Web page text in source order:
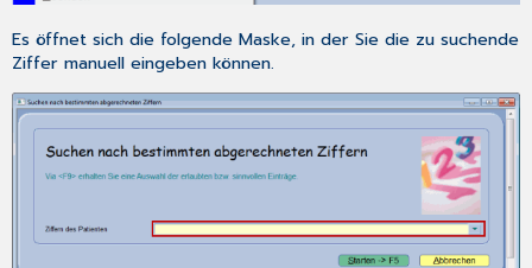
Es öffnet sich die folgende Maske, in der Sie die zu suchende
Ziffer manuell eingeben können.